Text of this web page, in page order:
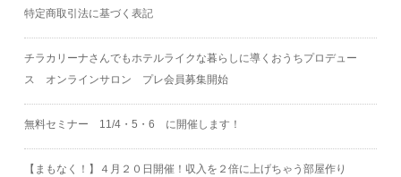
特定商取引法に基づく表記
チラカリーナさんでもホテルライクな暮らしに導くおうちプロデュー
ス オンラインサロン プレ会員募集開始
無料セミナー 11/4・5・6 に開催します！
【まもなく！】４月２０日開催！収入を２倍に上げちゃう部屋作り